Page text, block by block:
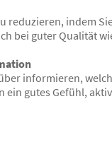
reduzieren, indem
bei guter Qualität
informieren,
ein gutes Gefühl,